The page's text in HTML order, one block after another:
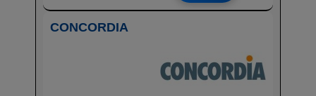
CONCORDIA